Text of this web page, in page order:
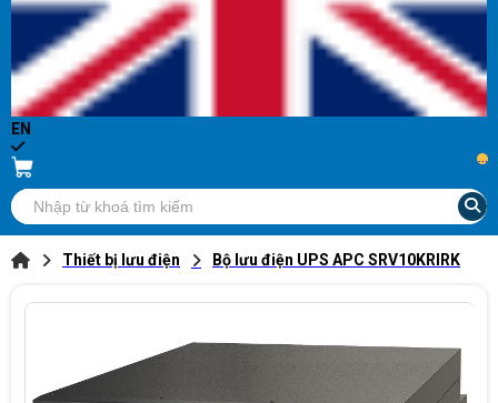
EN
...
Thiết bị lưu điện Bộ lưu điện UPS APC SRV10KRIRK